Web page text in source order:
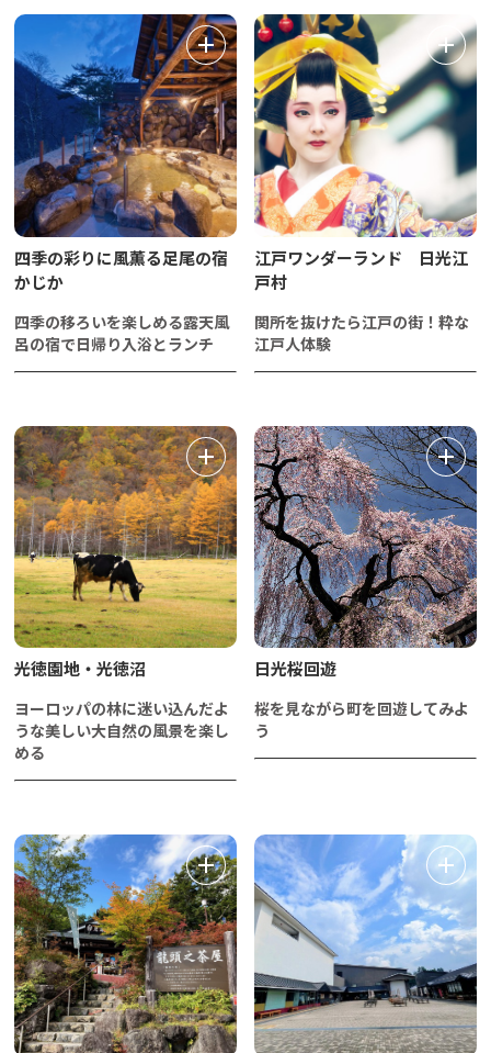
四季の彩りに風薫る足尾の宿
かじか
四季の移ろいを楽しめる露天風
呂の宿で日帰り入浴とランチ
江戸ワンダーランド 日光江
戸村
関所を抜けたら江戸の街！粋な
江戸人体験
光徳園地・光徳沼
ヨーロッパの林に迷い込んだよ
うな美しい大自然の風景を楽し
める
日光桜回遊
桜を見ながら町を回遊してみよ
う